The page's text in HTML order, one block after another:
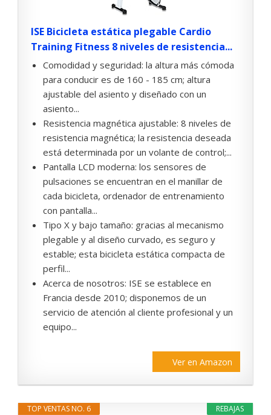
ISE Bicicleta estática plegable Cardio
Training Fitness 8 niveles de resistencia...
Comodidad y seguridad: la altura más cómoda
para conducir es de 160 - 185 cm; altura
ajustable del asiento y diseñado con un
asiento...
Resistencia magnética ajustable: 8 niveles de
resistencia magnética; la resistencia deseada
está determinada por un volante de control;...
Pantalla LCD moderna: los sensores de
pulsaciones se encuentran en el manillar de
cada bicicleta, ordenador de entrenamiento
con pantalla...
Tipo X y bajo tamaño: gracias al mecanismo
plegable y al diseño curvado, es seguro y
estable; esta bicicleta estática compacta de
perfil...
Acerca de nosotros: ISE se establece en
Francia desde 2010; disponemos de un
servicio de atención al cliente profesional y un
equipo...
Ver en Amazon
REBAJAS
TOP VENTAS NO. 6